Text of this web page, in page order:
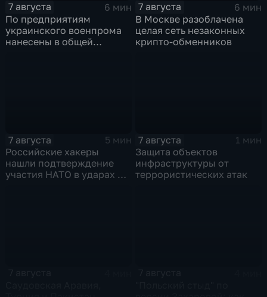
7 августа
6 мин
По предприятиям
украинского военпрома
нанесены в общей
7 августа
6 мин
В Москве разоблачена
целая сеть незаконных
крипто-обменников
7 августа
5 мин
Российские хакеры
нашли подтверждение
участия НАТО в ударах по
7 августа
1 мин
Защита объектов
инфраструктуры от
террористических атак